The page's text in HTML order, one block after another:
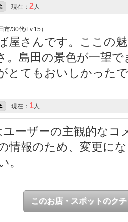
現在： 2人
/30代/Lv.15）
屋さんです。ここの
。島田の景色が一望
とてもおいしかった
現在： 1人
ーザーの主観的なコ
情報のため、変更に
。
このお店・スポットのク